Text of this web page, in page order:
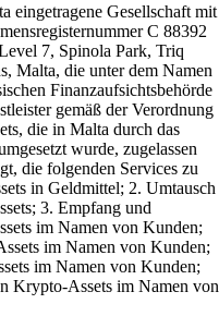
Gesellschaft mit
C 88392
7, Spinola Park, Triq
Malta, die unter dem Namen
Finanzaufsichtsbehörde
gemäß der Verordnung
die in Malta durch das
wurde, zugelassen
die folgenden Services zu
in Geldmittel; 2. Umtausch
3. Empfang und
im Namen von Kunden;
im Namen von Kunden;
im Namen von Kunden;
Krypto-Assets im Namen von